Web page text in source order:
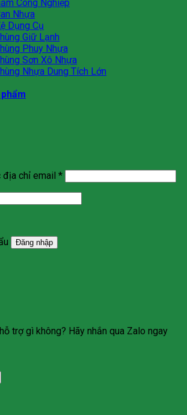
Công Nghiệp
Nhựa
Dụng Cụ
Giữ Lạnh
Phuy Nhựa
Sơn Xô Nhựa
Nhựa Dung Tích Lớn
địa chỉ email *Bắt
buộc
Đăng nhập
trợ gì không? Hãy nhắn qua Zalo ngay